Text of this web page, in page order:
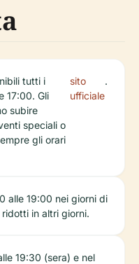
tutti i
17:00. Gli
subire
speciali o
gli orari
sito
ufficiale
.
alle 19:00 nei giorni di
in altri giorni.
19:30 (sera) e nel